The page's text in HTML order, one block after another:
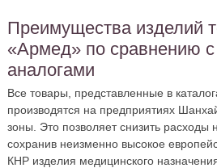
Преимущества изделий
«Армед» по сравнению
аналогами
Все товары, представленные в
производятся на предприятиях
зоны. Это позволяет снизить расходы
сохранив неизменно высокое
КНР изделия медицинского